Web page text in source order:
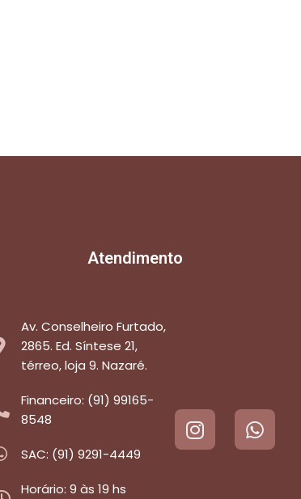
Atendimento
Av. Conselheiro Furtado,
2865. Ed. Síntese 21,
térreo, loja 9. Nazaré.
Financeiro: (91) 99165-
8548
SAC: (91) 9291-4449
Horário: 9 às 19 hs